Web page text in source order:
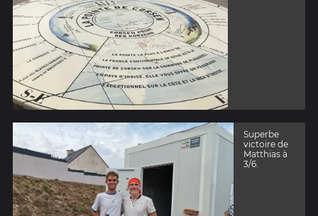
Superbe
victoire de
Matthias à
3/6.